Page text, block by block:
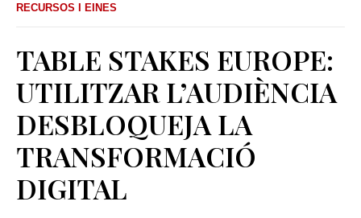
RECURSOS I EINES
TABLE STAKES EUROPE:
UTILITZAR L’AUDIÈNCIA
DESBLOQUEJA LA
TRANSFORMACIÓ
DIGITAL